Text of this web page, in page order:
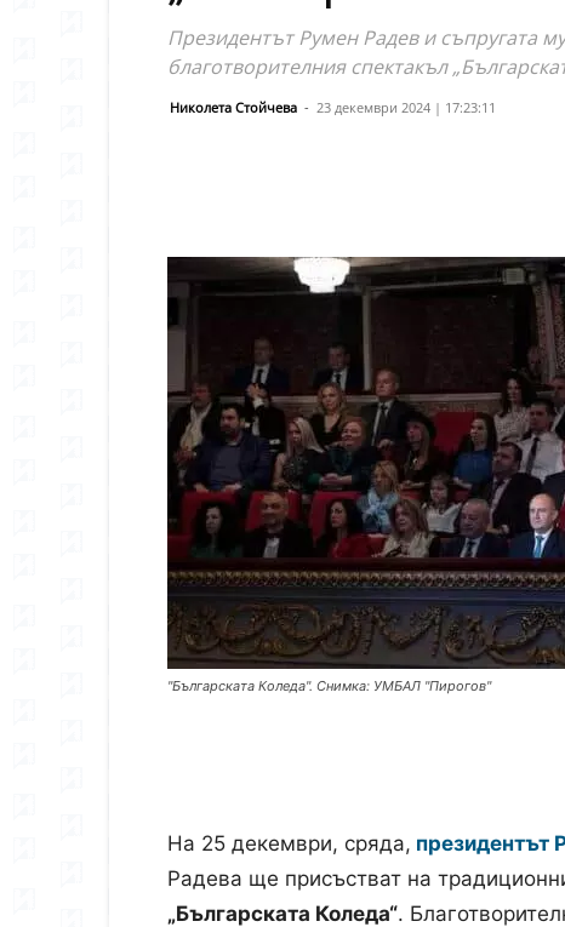
Президентът Румен Радев и съпругата
благотворителния спектакъл
Николета Стойчева - 23 декември 2024 | 17:23:11
"Българската Коледа". Снимка: УМБАЛ "Пирогов"
На 25 декември, сряда, президентът
Радева ще присъстват на
„Българската Коледа“.